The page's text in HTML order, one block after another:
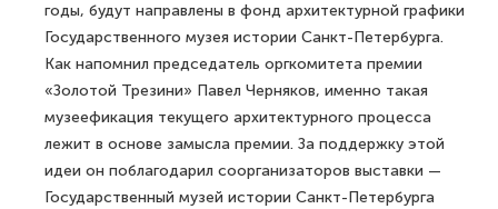
годы, будут направлены в фонд архитектурной графики
Государственного музея истории Санкт-Петербурга.
Как напомнил председатель оргкомитета премии
«Золотой Трезини» Павел Черняков, именно такая
музеефикация текущего архитектурного процесса
лежит в основе замысла премии. За поддержку этой
идеи он поблагодарил соорганизаторов выставки —
Государственный музей истории Санкт-Петербурга